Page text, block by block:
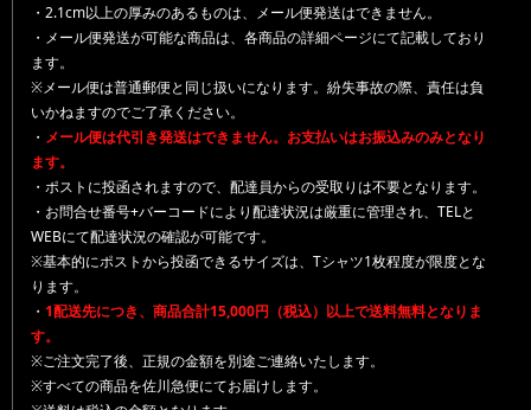
・2.1cm以上の厚みのあるものは、メール便発送はできません。
・メール便発送が可能な商品は、各商品の詳細ページにて記載しており
ます。
※メール便は普通郵便と同じ扱いになります。紛失事故の際、責任は負
いかねますのでご了承ください。
・ メール便は代引き発送はできません。お支払いはお振込みのみとなり
ます。
・ポストに投函されますので、配達員からの受取りは不要となります。
・お問合せ番号+バーコードにより配達状況は厳重に管理され、TELと
WEBにて配達状況の確認が可能です。
※基本的にポストから投函できるサイズは、Tシャツ1枚程度が限度とな
ります。
・ 1配送先につき、商品合計15,000円（税込）以上で送料無料となりま
す。
※ご注文完了後、正規の金額を別途ご連絡いたします。
※すべての商品を佐川急便にてお届けします。